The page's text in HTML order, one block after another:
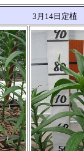
3月14日定植